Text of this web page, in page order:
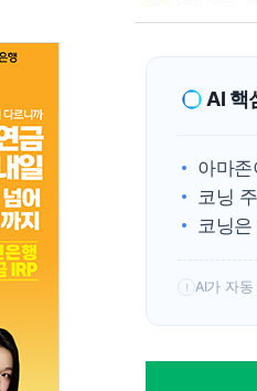
AI 핵
아마
코닝
코닝
! AI가 자